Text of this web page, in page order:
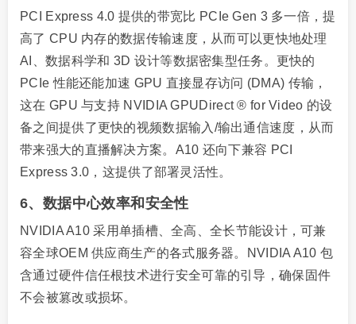
PCI Express 4.0 提供的带宽比 PCIe Gen 3 多一倍，提
高了 CPU 内存的数据传输速度，从而可以更快地处理
AI、数据科学和 3D 设计等数据密集型任务。更快的
PCIe 性能还能加速 GPU 直接显存访问 (DMA) 传输，
这在 GPU 与支持 NVIDIA GPUDirect ® for Video 的设
备之间提供了更快的视频数据输入/输出通信速度，从而
带来强大的直播解决方案。A10 还向下兼容 PCI
Express 3.0，这提供了部署灵活性。
6、数据中心效率和安全性
NVIDIA A10 采用单插槽、全高、全长节能设计，可兼
容全球OEM 供应商生产的各式服务器。NVIDIA A10 包
含通过硬件信任根技术进行安全可靠的引导，确保固件
不会被篡改或损坏。